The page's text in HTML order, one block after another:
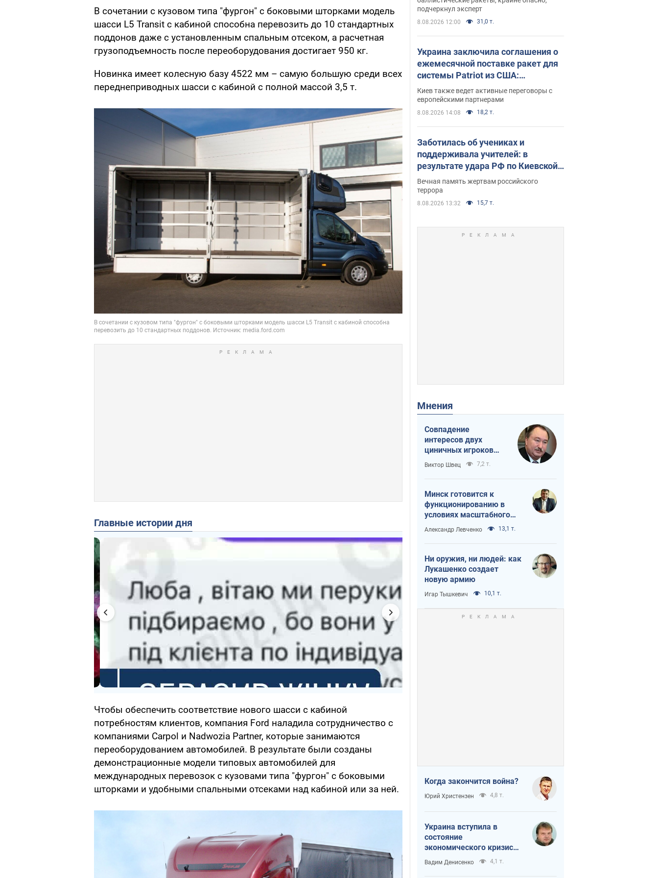
В сочетании с кузовом типа "фургон" с боковыми шторками модель
шасси L5 Transit с кабиной способна перевозить до 10 стандартных
поддонов даже с установленным спальным отсеком, а расчетная
грузоподъемность после переоборудования достигает 950 кг.
Новинка имеет колесную базу 4522 мм – самую большую среди всех
переднеприводных шасси с кабиной с полной массой 3,5 т.
Главные истории дня
Чтобы обеспечить соответствие нового шасси с кабиной
потребностям клиентов, компания Ford наладила сотрудничество с
компаниями Carpol и Nadwozia Partner, которые занимаются
переоборудованием автомобилей. В результате были созданы
демонстрационные модели типовых автомобилей для
международных перевозок с кузовами типа "фургон" с боковыми
шторками и удобными спальными отсеками над кабиной или за ней.
подчеркнул эксперт
8.08.2026 12:00 31,0 т.
Украина заключила соглашения о
ежемесячной поставке ракет для
системы Patriot из США:
Зеленский раскрыл подробности
Киев также ведет активные переговоры с
европейскими партнерами
8.08.2026 14:08 18,2 т.
Заботилась об учениках и
поддерживала учителей: в
результате удара РФ по Киевской
области погибли директор
киевского лицея, её муж и внук
Вечная память жертвам российского
террора
8.08.2026 13:32 15,7 т.
Мнения
Совпадение
интересов двух
циничных игроков
или тайный план
Трампа и Путина?
Виктор Швец 7,2 т.
Минск готовится к
функционированию в
условиях масштабного
военного кризиса
Александр Левченко 13,1 т.
Ни оружия, ни людей: как
Лукашенко создает
новую армию
Игар Тышкевич 10,1 т.
Когда закончится война?
Юрий Христензен 4,8 т.
Украина вступила в
состояние
экономического кризиса.
Есть ли свет в конце
туннеля?
Вадим Денисенко 4,1 т.